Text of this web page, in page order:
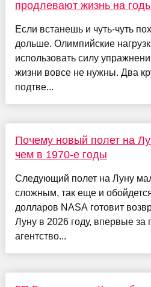
продлевают жизнь на
Если встанешь и чуть-чуть
дольше. Олимпийские
использовать силу
жизни вовсе не нужны. Два
подтве...
Почему новый полет на
чем в 1970-е годы
Следующий полет на Луну
сложным, так еще и
долларов NASA готовит
Луну в 2026 году, впервые за
агентство...